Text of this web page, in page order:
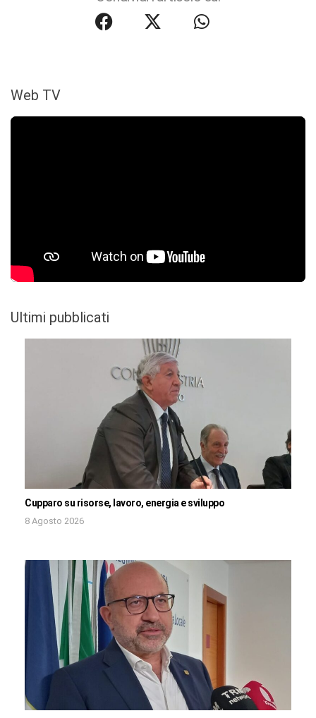
Web TV
Ultimi pubblicati
Cupparo su risorse, lavoro, energia e sviluppo
8 Agosto 2026